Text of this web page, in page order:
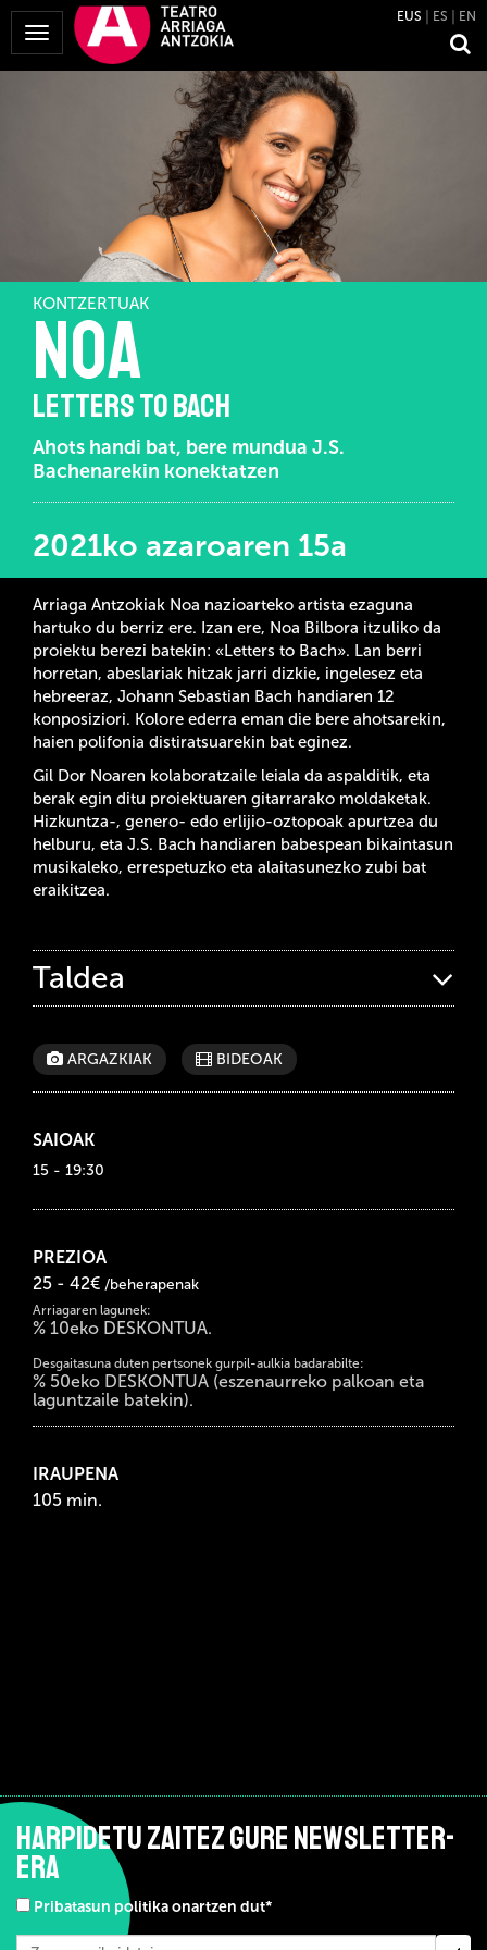
Menua
erakutsi
EUS ES EN
KONTZERTUAK
NOA
LETTERS TO BACH
Ahots handi bat, bere mundua J.S.
Bachenarekin konektatzen
2021ko azaroaren 15a
Arriaga Antzokiak Noa nazioarteko artista ezaguna
hartuko du berriz ere. Izan ere, Noa Bilbora itzuliko da
proiektu berezi batekin: «Letters to Bach». Lan berri
horretan, abeslariak hitzak jarri dizkie, ingelesez eta
hebreeraz, Johann Sebastian Bach handiaren 12
konposiziori. Kolore ederra eman die bere ahotsarekin,
haien polifonia distiratsuarekin bat eginez.
Gil Dor Noaren kolaboratzaile leiala da aspalditik, eta
berak egin ditu proiektuaren gitarrarako moldaketak.
Hizkuntza-, genero- edo erlijio-oztopoak apurtzea du
helburu, eta J.S. Bach handiaren babespean bikaintasun
musikaleko, errespetuzko eta alaitasunezko zubi bat
eraikitzea.
Taldea
ARGAZKIAK BIDEOAK
SAIOAK
15 - 19:30
PREZIOA
25 - 42€ /beherapenak
Arriagaren lagunek:
% 10eko DESKONTUA.
Desgaitasuna duten pertsonek gurpil-aulkia badarabilte:
% 50eko DESKONTUA (eszenaurreko palkoan eta
laguntzaile batekin).
IRAUPENA
105 min.
HARPIDETU ZAITEZ GURE NEWSLETTER-
ERA
Pribatasun politika onartzen dut*